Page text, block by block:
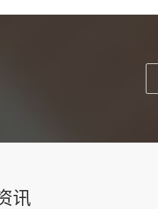
验，通常都会选择货运app开发这种
入，降低工作压力，同时能提高工
建议明确下面这些具体要求和细节。
讯